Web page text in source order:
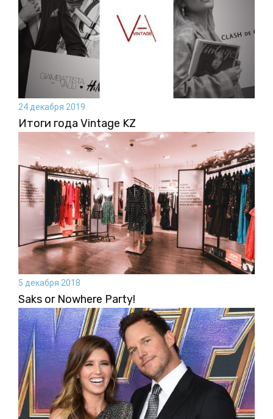
24 декабря 2019
Итоги года Vintage KZ
5 декабря 2018
Saks or Nowhere Party!